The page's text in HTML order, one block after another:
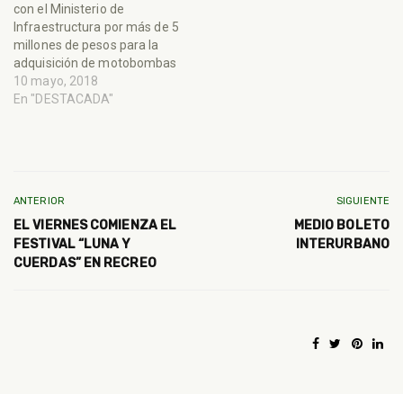
con el Ministerio de
Infraestructura por más de 5
millones de pesos para la
adquisición de motobombas
10 mayo, 2018
En "DESTACADA"
ANTERIOR
EL VIERNES COMIENZA EL
FESTIVAL “LUNA Y
CUERDAS” EN RECREO
SIGUIENTE
MEDIO BOLETO
INTERURBANO